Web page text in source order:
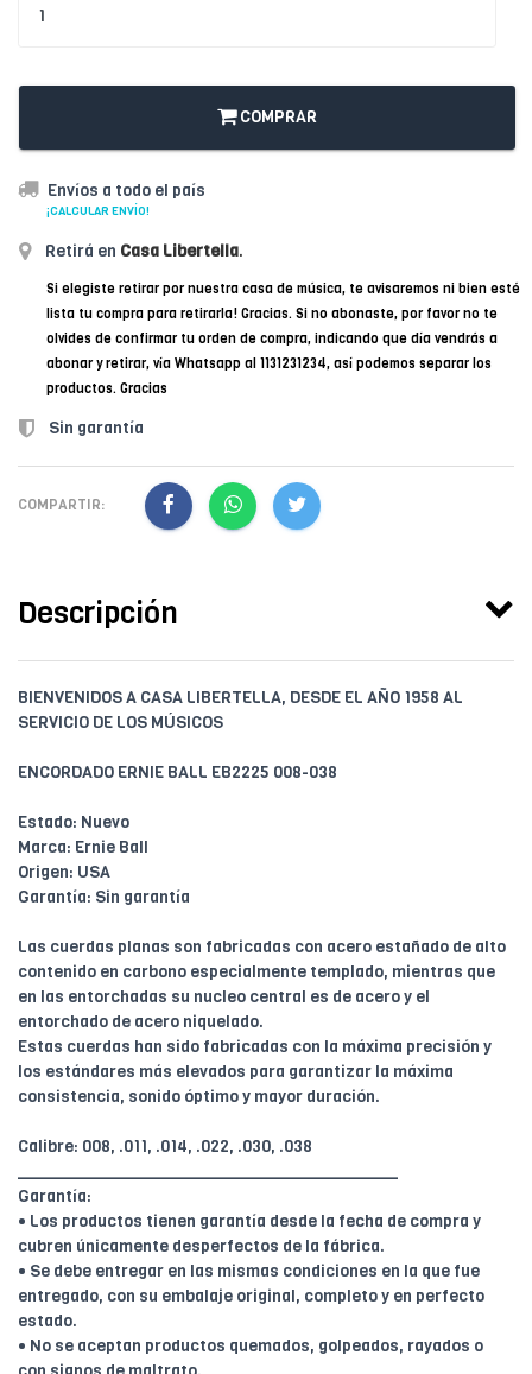
COMPRAR
Envíos a todo el país
¡CALCULAR ENVÍO!
Retirá en Casa Libertella.
Si elegiste retirar por nuestra casa de música, te avisaremos ni bien esté
lista tu compra para retirarla! Gracias. Si no abonaste, por favor no te
olvides de confirmar tu orden de compra, indicando que día vendrás a
abonar y retirar, vía Whatsapp al 1131231234, así podemos separar los
productos. Gracias
Sin garantía
COMPARTIR:
Descripción
BIENVENIDOS A CASA LIBERTELLA, DESDE EL AÑO 1958 AL
SERVICIO DE LOS MÚSICOS
ENCORDADO ERNIE BALL EB2225 008-038
Estado: Nuevo
Marca: Ernie Ball
Origen: USA
Garantía: Sin garantía
Las cuerdas planas son fabricadas con acero estañado de alto
contenido en carbono especialmente templado, mientras que
en las entorchadas su nucleo central es de acero y el
entorchado de acero niquelado.
Estas cuerdas han sido fabricadas con la máxima precisión y
los estándares más elevados para garantizar la máxima
consistencia, sonido óptimo y mayor duración.
Calibre: 008, .011, .014, .022, .030, .038
________________________________________
Garantía:
• Los productos tienen garantía desde la fecha de compra y
cubren únicamente desperfectos de la fábrica.
• Se debe entregar en las mismas condiciones en la que fue
entregado, con su embalaje original, completo y en perfecto
estado.
• No se aceptan productos quemados, golpeados, rayados o